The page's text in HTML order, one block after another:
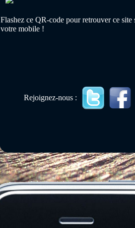
Flashez ce QR-code pour retrouver ce site
votre mobile !
Rejoignez-nous :